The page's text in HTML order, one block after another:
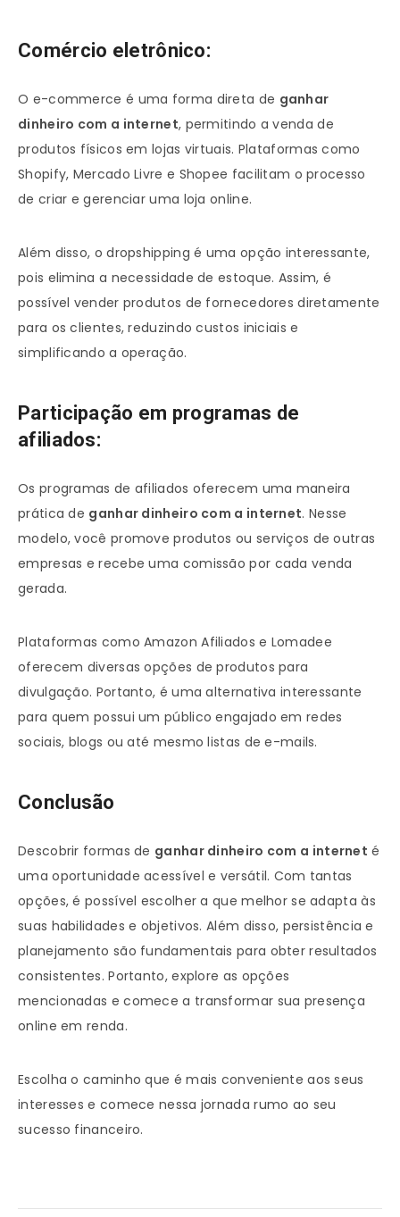
Comércio eletrônico:
O e-commerce é uma forma direta de ganhar
dinheiro com a internet, permitindo a venda de
produtos físicos em lojas virtuais. Plataformas como
Shopify, Mercado Livre e Shopee facilitam o processo
de criar e gerenciar uma loja online.
Além disso, o dropshipping é uma opção interessante,
pois elimina a necessidade de estoque. Assim, é
possível vender produtos de fornecedores diretamente
para os clientes, reduzindo custos iniciais e
simplificando a operação.
Participação em programas de
afiliados:
Os programas de afiliados oferecem uma maneira
prática de ganhar dinheiro com a internet. Nesse
modelo, você promove produtos ou serviços de outras
empresas e recebe uma comissão por cada venda
gerada.
Plataformas como Amazon Afiliados e Lomadee
oferecem diversas opções de produtos para
divulgação. Portanto, é uma alternativa interessante
para quem possui um público engajado em redes
sociais, blogs ou até mesmo listas de e-mails.
Conclusão
Descobrir formas de ganhar dinheiro com a internet é
uma oportunidade acessível e versátil. Com tantas
opções, é possível escolher a que melhor se adapta às
suas habilidades e objetivos. Além disso, persistência e
planejamento são fundamentais para obter resultados
consistentes. Portanto, explore as opções
mencionadas e comece a transformar sua presença
online em renda.
Escolha o caminho que é mais conveniente aos seus
interesses e comece nessa jornada rumo ao seu
sucesso financeiro.